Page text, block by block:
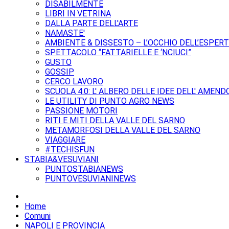
DISABILMENTE
LIBRI IN VETRINA
DALLA PARTE DELL'ARTE
NAMASTE'
AMBIENTE & DISSESTO – L’OCCHIO
SPETTACOLO “FATTARIELLE E ‘NCIUCI”
GUSTO
GOSSIP
CERCO LAVORO
SCUOLA 4.0: L' ALBERO DELLE IDEE DELL'
LE UTILITY DI PUNTO AGRO NEWS
PASSIONE MOTORI
RITI E MITI DELLA VALLE DEL SARNO
METAMORFOSI DELLA VALLE DEL SARNO
VIAGGIARE
#TECHISFUN
STABIA&VESUVIANI
PUNTOSTABIANEWS
PUNTOVESUVIANINEWS
Home
Comuni
NAPOLI E PROVINCIA